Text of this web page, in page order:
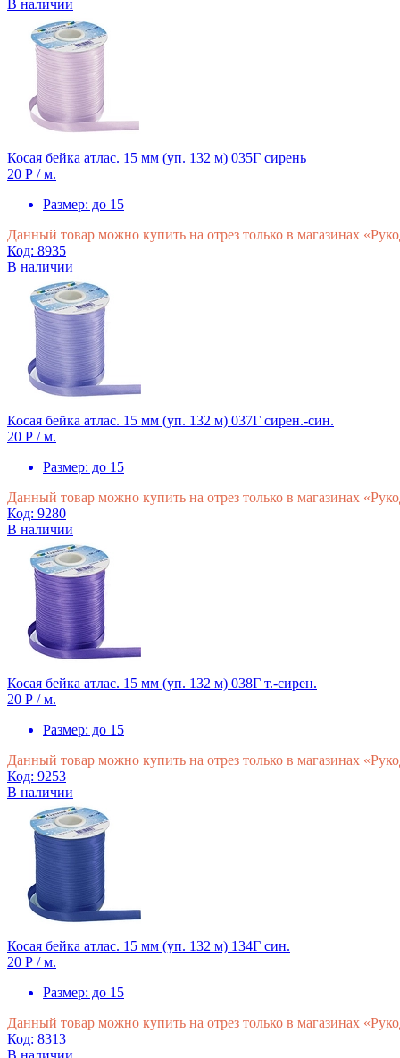
В наличии
Косая бейка атлас. 15 мм (уп. 132 м) 035Г сирень
20 Р / м.
Размер: до 15
Данный товар можно купить на отрез только в магазинах
Код: 8935
В наличии
Косая бейка атлас. 15 мм (уп. 132 м) 037Г сирен.-син.
20 Р / м.
Размер: до 15
Данный товар можно купить на отрез только в магазинах
Код: 9280
В наличии
Косая бейка атлас. 15 мм (уп. 132 м) 038Г т.-сирен.
20 Р / м.
Размер: до 15
Данный товар можно купить на отрез только в магазинах
Код: 9253
В наличии
Косая бейка атлас. 15 мм (уп. 132 м) 134Г син.
20 Р / м.
Размер: до 15
Данный товар можно купить на отрез только в магазинах
Код: 8313
В наличии